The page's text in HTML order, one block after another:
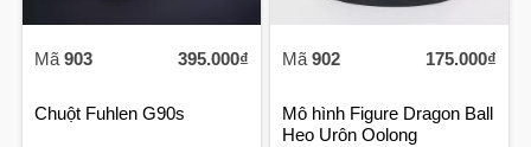
Mã 903 395.000₫
Chuột Fuhlen G90s
Mã 902 175.000₫
Mô hình Figure Dragon Ball
Heo Urôn Oolong